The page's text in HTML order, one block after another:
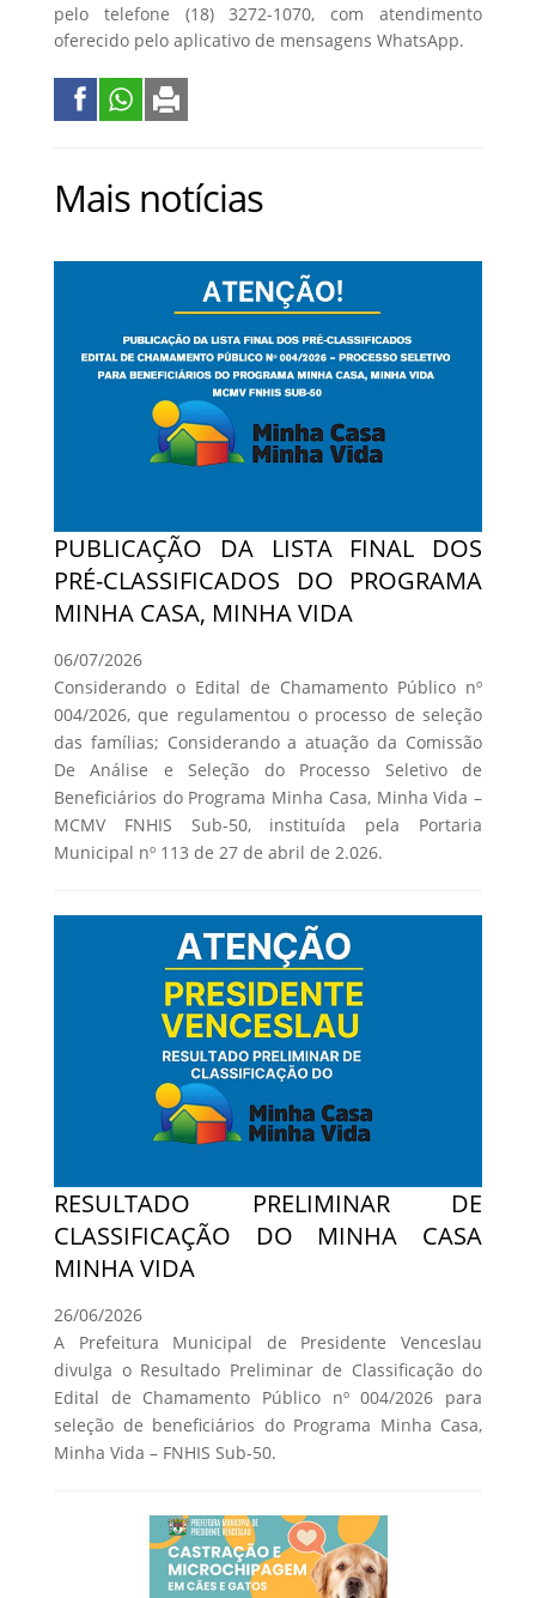
pelo telefone (18) 3272-1070, com atendimento
oferecido pelo aplicativo de mensagens WhatsApp.
Mais notícias
PUBLICAÇÃO DA LISTA FINAL DOS
PRÉ-CLASSIFICADOS DO PROGRAMA
MINHA CASA, MINHA VIDA
06/07/2026
Considerando o Edital de Chamamento Público nº
004/2026, que regulamentou o processo de seleção
das famílias; Considerando a atuação da Comissão
De Análise e Seleção do Processo Seletivo de
Beneficiários do Programa Minha Casa, Minha Vida –
MCMV FNHIS Sub-50, instituída pela Portaria
Municipal nº 113 de 27 de abril de 2.026.
RESULTADO PRELIMINAR DE
CLASSIFICAÇÃO DO MINHA CASA
MINHA VIDA
26/06/2026
A Prefeitura Municipal de Presidente Venceslau
divulga o Resultado Preliminar de Classificação do
Edital de Chamamento Público nº 004/2026 para
seleção de beneficiários do Programa Minha Casa,
Minha Vida – FNHIS Sub-50.